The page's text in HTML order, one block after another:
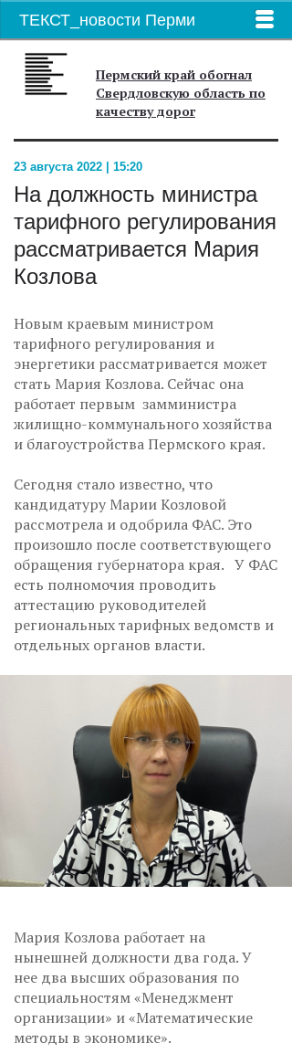
ТЕКСТ_новости Перми
Пермский край обогнал
Свердловскую область по
качеству дорог
23 августа 2022 | 15:20
На должность министра
тарифного регулирования
рассматривается Мария
Козлова
Новым краевым министром
тарифного регулирования и
энергетики рассматривается может
стать Мария Козлова. Сейчас она
работает первым замминистра
жилищно-коммунального хозяйства
и благоустройства Пермского края.
Сегодня стало известно, что
кандидатуру Марии Козловой
рассмотрела и одобрила ФАС. Это
произошло после соответствующего
обращения губернатора края. У ФАС
есть полномочия проводить
аттестацию руководителей
региональных тарифных ведомств и
отдельных органов власти.
Мария Козлова работает на
нынешней должности два года. У
нее два высших образования по
специальностям «Менеджмент
организации» и «Математические
методы в экономике».